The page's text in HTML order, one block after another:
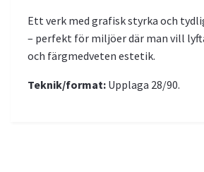
Ett verk med grafisk styrka och
– perfekt för miljöer där man vill
och färgmedveten estetik.
Teknik/format: Upplaga 28/90.